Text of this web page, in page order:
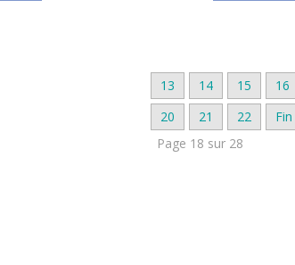
13 14 15 16
20
21 22
Fin
Page 18 sur 28